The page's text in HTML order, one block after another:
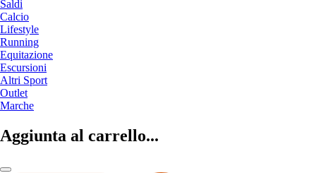
Saldi
Calcio
Lifestyle
Running
Equitazione
Escursioni
Altri Sport
Outlet
Marche
Aggiunta al carrello...